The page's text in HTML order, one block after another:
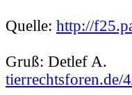
Quelle: http://
Gruß: Detlef A.
tierrechtsforen.de/